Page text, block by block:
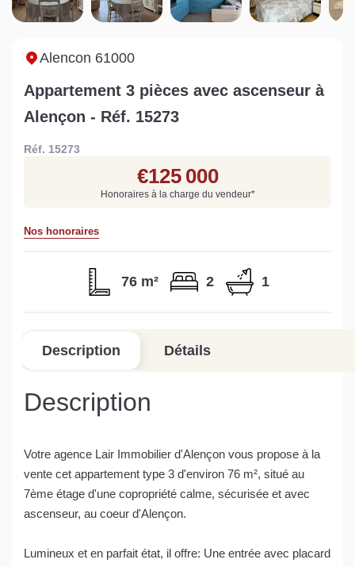
Sarthe pour booster sa
vente
quelles sont les
conséquences ?
Estimez votre bien en ligne.
en quelques clics.
Alencon 61000
Appartement 3 pièces avec ascenseur à
Alençon - Réf. 15273
Réf. 15273
€125 000
Honoraires à la charge du vendeur*
Nos honoraires
76 m² 2 1
Description Détails
Description
Votre agence Lair Immobilier d'Alençon vous propose à la
vente cet appartement type 3 d'environ 76 m², situé au
7ème étage d'une copropriété calme, sécurisée et avec
ascenseur, au coeur d'Alençon.
Lumineux et en parfait état, il offre: Une entrée avec placard